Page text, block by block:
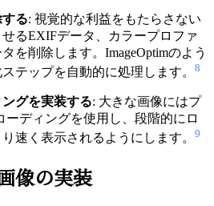
る: 視覚的な利益をもたらさない
るEXIFデータ、カラープロファ
を削除します。ImageOptimのよう
テップを自動的に処理します。 8
グを実装する: 大きな画像にはプ
ーディングを使用し、段階的にロ
速く表示されるようにします。 9
像の実装